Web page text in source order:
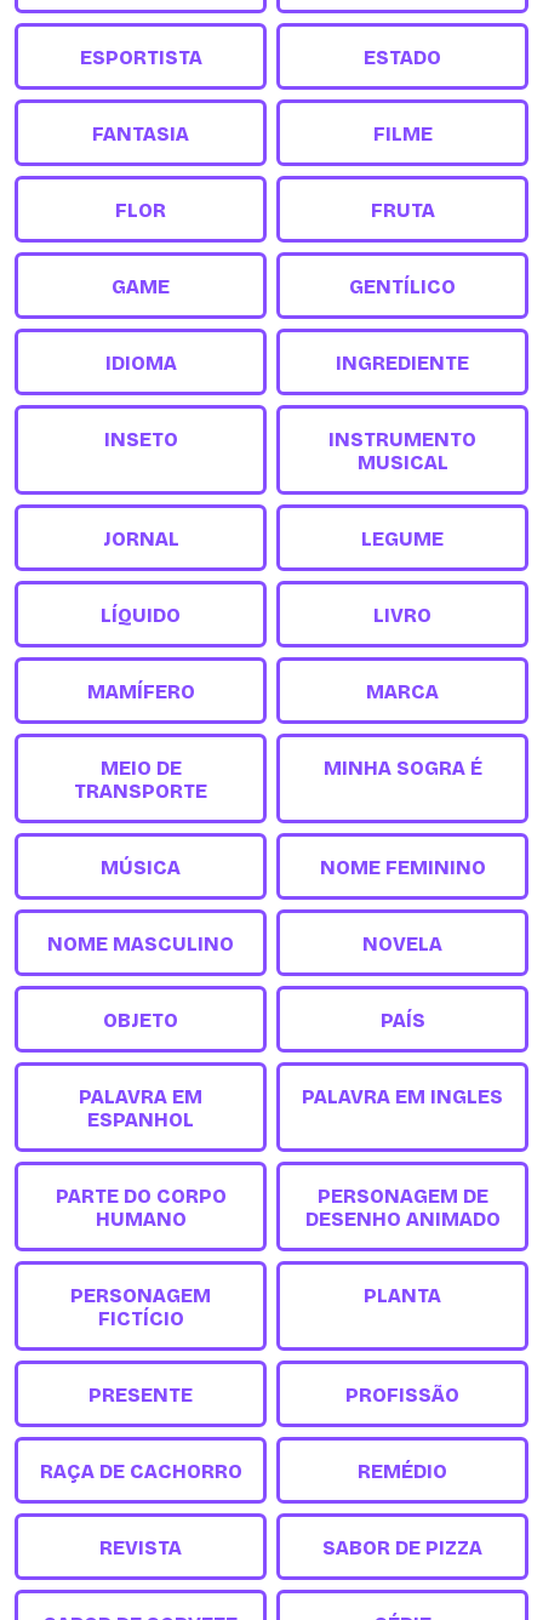
ESPORTISTA ESTADO
FANTASIA FILME
FLOR FRUTA
GAME GENTÍLICO
IDIOMA INGREDIENTE
INSETO
INSTRUMENTO
MUSICAL
JORNAL LEGUME
LÍQUIDO LIVRO
MAMÍFERO MARCA
MEIO DE
TRANSPORTE
MINHA SOGRA É
MÚSICA NOME FEMININO
NOME MASCULINO NOVELA
OBJETO PAÍS
PALAVRA EM
ESPANHOL
PALAVRA EM INGLES
PARTE DO CORPO
HUMANO
PERSONAGEM DE
DESENHO ANIMADO
PERSONAGEM
FICTÍCIO
PLANTA
PRESENTE PROFISSÃO
RAÇA DE CACHORRO REMÉDIO
REVISTA SABOR DE PIZZA